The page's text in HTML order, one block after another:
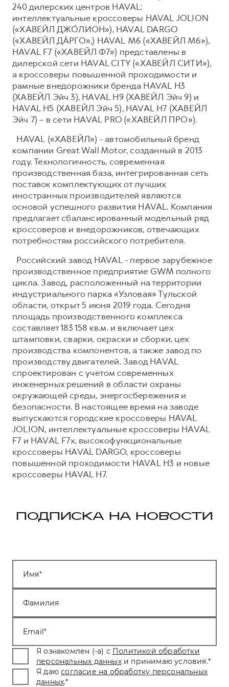
240 дилерских центров HAVAL:
интеллектуальные кроссоверы HAVAL JOLION
(«ХАВЕЙЛ ДЖО́ЛИОН»), HAVAL DARGO
(«ХАВЕЙЛ ДА́РГО»,) HAVAL М6 («ХАВЕЙЛ M6»),
HAVAL F7 («ХАВЕЙЛ Ф7») представлены в
дилерской сети HAVAL CITY («ХАВЕЙЛ СИТИ»),
а кроссоверы повышенной проходимости и
рамные внедорожники бренда HAVAL H3
(ХАВЕЙЛ Эйч 3), HAVAL H9 (ХАВЕЙЛ Эйч 9) и
HAVAL H5 (ХАВЕЙЛ Эйч 5), HAVAL H7 (ХАВЕЙЛ
Эйч 7) – в сети HAVAL PRO («ХАВЕЙЛ ПРО»).
HAVAL («ХАВЕЙЛ») - автомобильный бренд
компании Great Wall Motor, созданный в 2013
году. Технологичность, современная
производственная база, интегрированная сеть
поставок комплектующих от лучших
иностранных производителей являются
основой успешного развития HAVAL. Компания
предлагает сбалансированный модельный ряд
кроссоверов и внедорожников, отвечающих
потребностям российского потребителя.
Российский завод HAVAL - первое зарубежное
производственное предприятие GWM полного
цикла. Завод, расположенный на территории
индустриального парка «Узловая» Тульской
области, открыт 5 июня 2019 года. Сегодня
площадь производственного комплекса
составляет 183 158 кв.м. и включает цех
штамповки, сварки, окраски и сборки, цех
производства компонентов, а также завод по
производству двигателей. Завод HAVAL
спроектирован с учетом современных
инженерных решений в области охраны
окружающей среды, энергосбережения и
безопасности. В настоящее время на заводе
выпускаются городские кроссоверы HAVAL
JOLION, интеллектуальные кроссоверы HAVAL
F7 и HAVAL F7x, высокофункциональные
кроссоверы HAVAL DARGO, кроссоверы
повышенной проходимости HAVAL H3 и новые
кроссоверы HAVAL H7.
ПОДПИСКА НА НОВОСТИ
Имя
Фамилия
Email
Я ознакомлен (-а) с Политикой обработки
персональных данных и принимаю условия.*
Я даю согласие на обработку персональных
данных.*